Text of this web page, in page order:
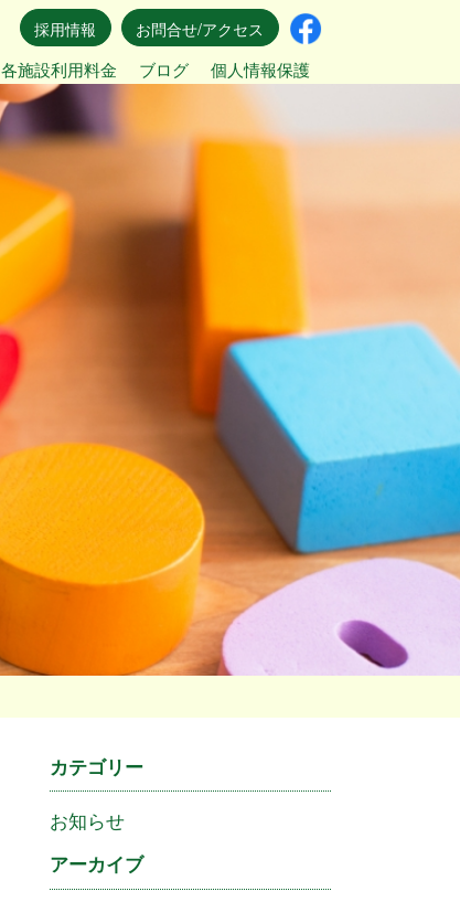
採用情報
お問合せ/アクセス
各施設利用料金 ブログ 個人情報保護
カテゴリー
お知らせ
アーカイブ